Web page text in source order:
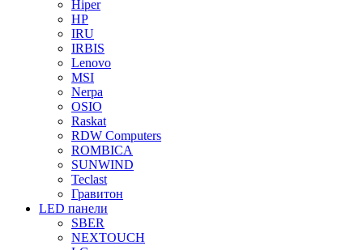
Hiper
HP
IRU
IRBIS
Lenovo
MSI
Nerpa
OSIO
Raskat
RDW Computers
ROMBICA
SUNWIND
Teclast
Гравитон
LED панели
SBER
NEXTOUCH